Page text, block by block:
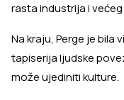
rasta industrija i
Na kraju, Perge je bila
tapiserija ljudske
može ujediniti kulture.